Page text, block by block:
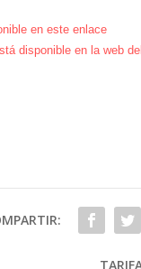
en este enlace
disponible en la web del